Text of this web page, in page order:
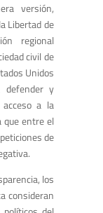
versión,
Libertad de
regional
civil de
Unidos
defender y
a la
que entre el
de
los
consideran